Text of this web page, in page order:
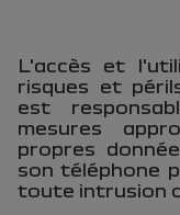
L'accès et
risques et
est
mesures
propres
son téléphone
toute intrusion